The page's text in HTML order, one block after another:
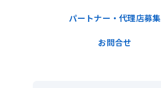
パートナー・代理店募集
お問合せ